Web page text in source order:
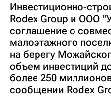
Инвестиционно-
Rodex Group и ООО
соглашение о
малоэтажного
на берегу
объем инвестиций
более 250
сообщении Rodex